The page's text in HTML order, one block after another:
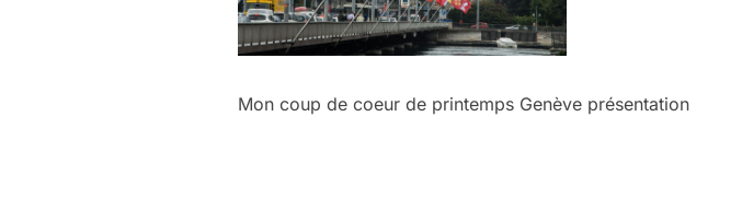
Mon coup de coeur de printemps Genève présentation